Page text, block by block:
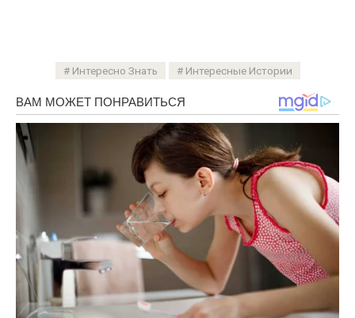
Интересно Знать Интересные Истории